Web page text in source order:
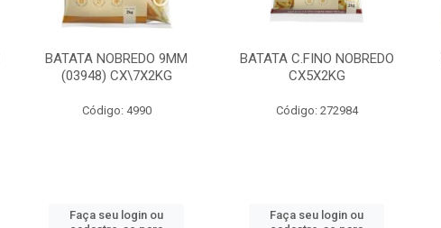
BATATA NOBREDO 9MM
(03948) CX\7X2KG
Código: 4990
Faça seu login ou
BATATA C.FINO NOBREDO
CX5X2KG
Código: 272984
Faça seu login ou